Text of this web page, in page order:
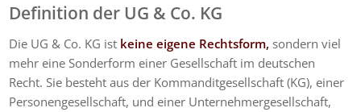
Definition der UG & Co. KG
Die UG & Co. KG ist keine eigene Rechtsform, sondern viel
mehr eine Sonderform einer Gesellschaft im deutschen
Recht. Sie besteht aus der Kommanditgesellschaft (KG), einer
Personengesellschaft, und einer Unternehmergesellschaft,